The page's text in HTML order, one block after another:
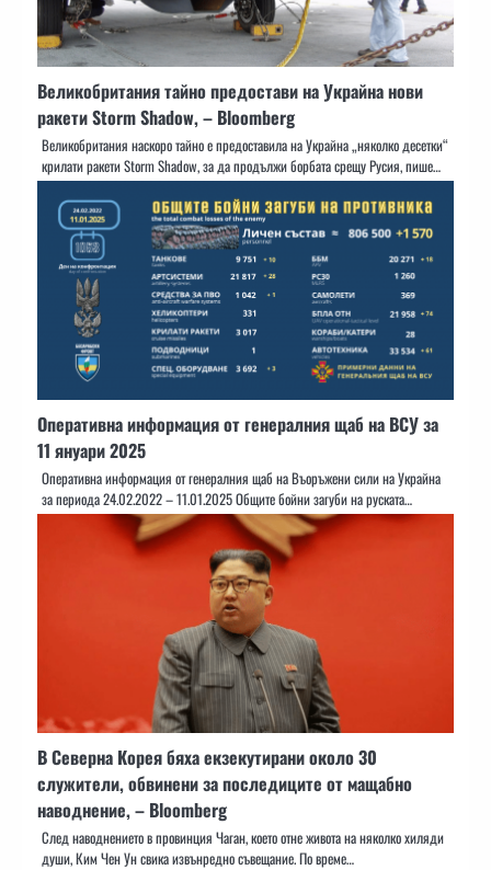
Великобритания тайно предостави на Украйна нови
ракети Storm Shadow, – Bloomberg
Великобритания наскоро тайно е предоставила на Украйна „няколко десетки“
крилати ракети Storm Shadow, за да продължи борбата срещу Русия, пише…
Оперативна информация от генералния щаб на ВСУ за
11 януари 2025
Оперативна информация от генералния щаб на Въоръжени сили на Украйна
за периода 24.02.2022 – 11.01.2025 Общите бойни загуби на руската…
В Северна Корея бяха екзекутирани около 30
служители, обвинени за последиците от мащабно
наводнение, – Bloomberg
След наводнението в провинция Чаган, което отне живота на няколко хиляди
души, Ким Чен Ун свика извънредно съвещание. По време…